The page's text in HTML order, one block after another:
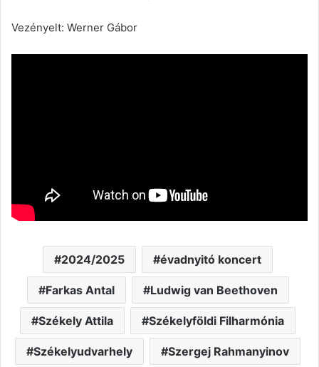
Vezényelt: Werner Gábor
2024/2025 évadnyitó koncert
Farkas Antal Ludwig van Beethoven
Székely Attila Székelyföldi Filharmónia
Székelyudvarhely Szergej Rahmanyinov